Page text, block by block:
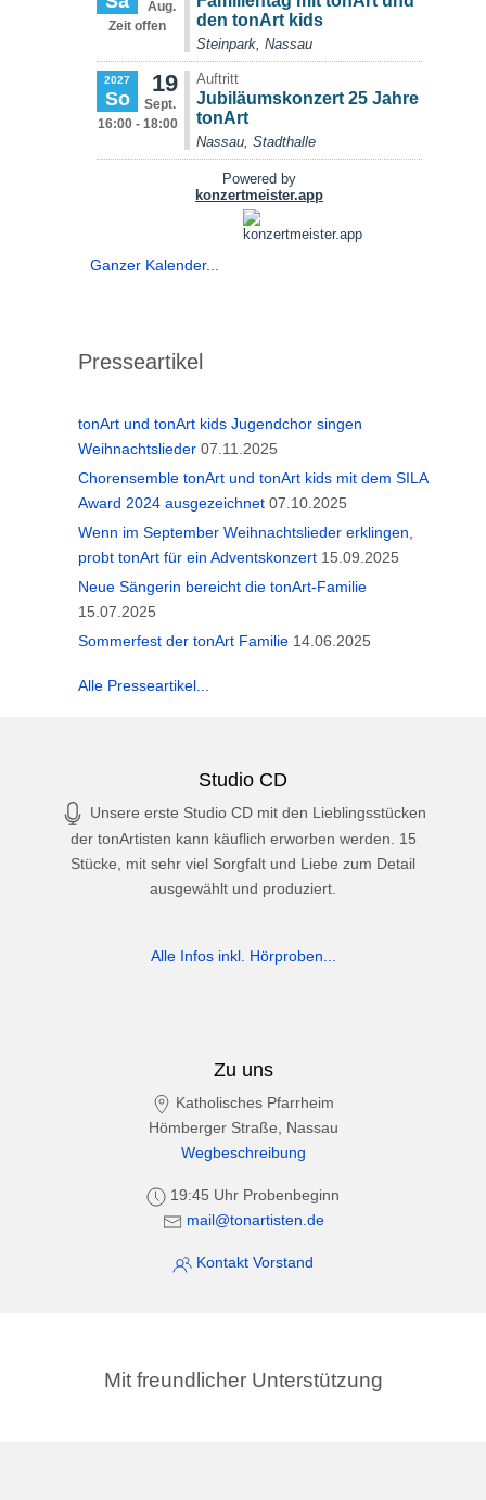
Ganzer Kalender...
Presseartikel
tonArt und tonArt kids Jugendchor singen
Weihnachtslieder 07.11.2025
Chorensemble tonArt und tonArt kids mit dem SILA
Award 2024 ausgezeichnet 07.10.2025
Wenn im September Weihnachtslieder erklingen,
probt tonArt für ein Adventskonzert 15.09.2025
Neue Sängerin bereicht die tonArt-Familie
15.07.2025
Sommerfest der tonArt Familie 14.06.2025
Alle Presseartikel...
Studio CD
Unsere erste Studio CD mit den Lieblingsstücken
der tonArtisten kann käuflich erworben werden. 15
Stücke, mit sehr viel Sorgfalt und Liebe zum Detail
ausgewählt und produziert.
Alle Infos inkl. Hörproben...
Zu uns
Katholisches Pfarrheim
Hömberger Straße, Nassau
Wegbeschreibung
19:45 Uhr Probenbeginn
mail@tonartisten.de
Kontakt Vorstand
Mit freundlicher Unterstützung